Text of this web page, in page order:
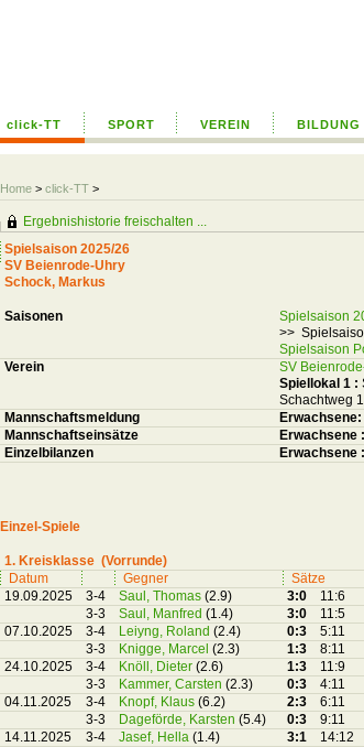
click-TT SPORT VEREIN BILDUNG
Home > click-TT >
Ergebnishistorie freischalten ...
Spielsaison 2025/26
SV Beienrode-Uhry
Schock, Markus
Saisonen
Spielsaison
>>
Spielsaison
Verein
SV
Spiellokal 1 :
Schachtweg
Mannschaftsmeldung
Erwachsene:
Mannschaftseinsätze
Erwachsene :
Einzelbilanzen
Erwachsene :
Einzel-Spiele
1. Kreisklasse (Vorrunde)
Datum
Gegner Sätze
19.09.2025
3-4 Saul, Thomas (2.9) 3:0 11:6
3-3
Saul, Manfred (1.4) 3:0 11:5
07.10.2025
3-4 Leiyng, Roland (2.4) 0:3 5:11
3-3
Knigge, Marcel (2.3) 1:3 8:11
24.10.2025
3-4 Knöll, Dieter (2.6) 1:3 11:9
3-3
Kammer, Carsten (2.3) 0:3 4:11
04.11.2025
3-4 Knopf, Klaus (6.2) 2:3 6:11
3-3
Dageförde, Karsten (5.4) 0:3 9:11
14.11.2025
3-4 Jasef, Hella (1.4) 3:1 14:12